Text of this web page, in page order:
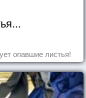
опавшие листья!